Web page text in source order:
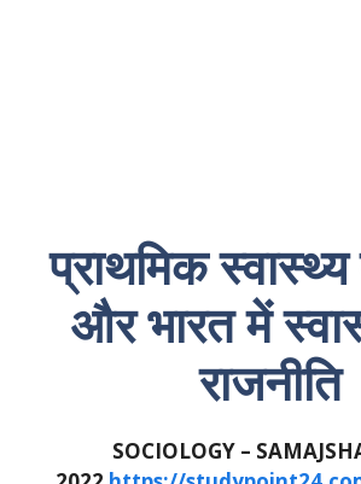
प्राथमिक
और भारत में
राजनीति
SOCIOLOGY –